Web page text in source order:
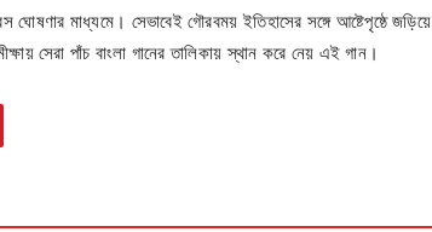
মাধ্যমে। সেভাবেই গৌরবময় ইতিহাসের সঙ্গে আষ্টেপৃষ্ঠে জড়িয়ে
সেরা পাঁচ বাংলা গানের তালিকায় স্থান করে নেয় এই গান।